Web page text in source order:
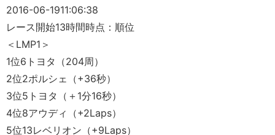
2016-06-1911:06:38
レース開始13時間時点：順位
＜LMP1＞
1位6トヨタ（204周）
2位2ポルシェ（+36秒）
3位5トヨタ（＋1分16秒）
4位8アウディ（+2Laps）
5位13レベリオン（+9Laps）